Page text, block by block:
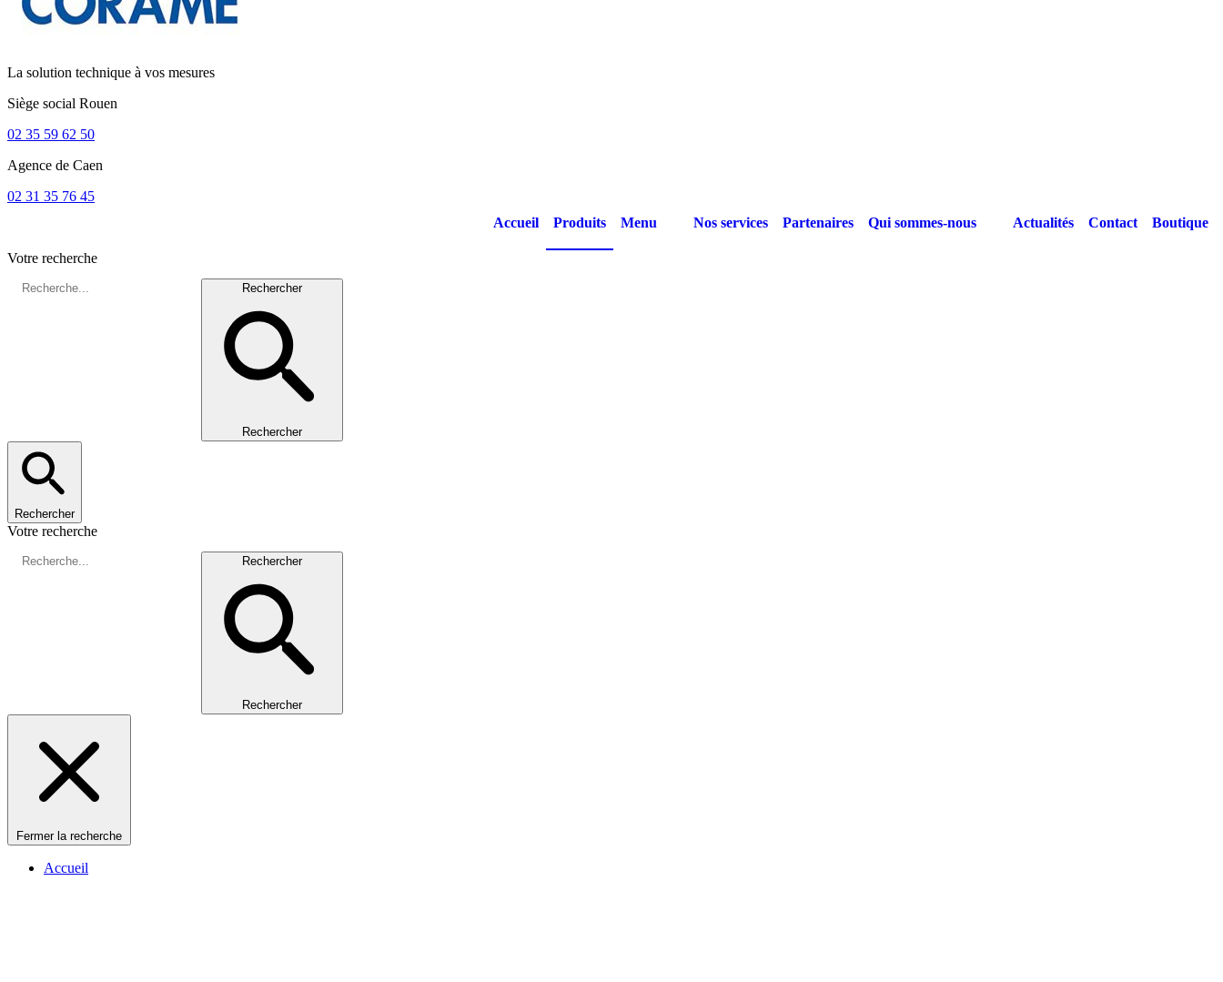
La solution technique à vos mesures
Siège social Rouen
02 35 59 62 50
Agence de Caen
02 31 35 76 45
Accueil
Produits Menu Nos services Partenaires Qui sommes-nous Actualités Contact Boutique
Votre recherche
Rechercher
Rechercher
Rechercher
Votre recherche
Rechercher
Rechercher
Fermer la recherche
Accueil